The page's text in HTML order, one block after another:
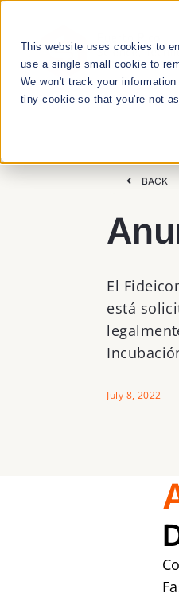
This website uses cookies to
use a single small cookie to
We won't track your
tiny cookie so that you're not
content
We Cultivate
Talent
RESEARCH
STEM
BACK
El
está
July 8, 2022